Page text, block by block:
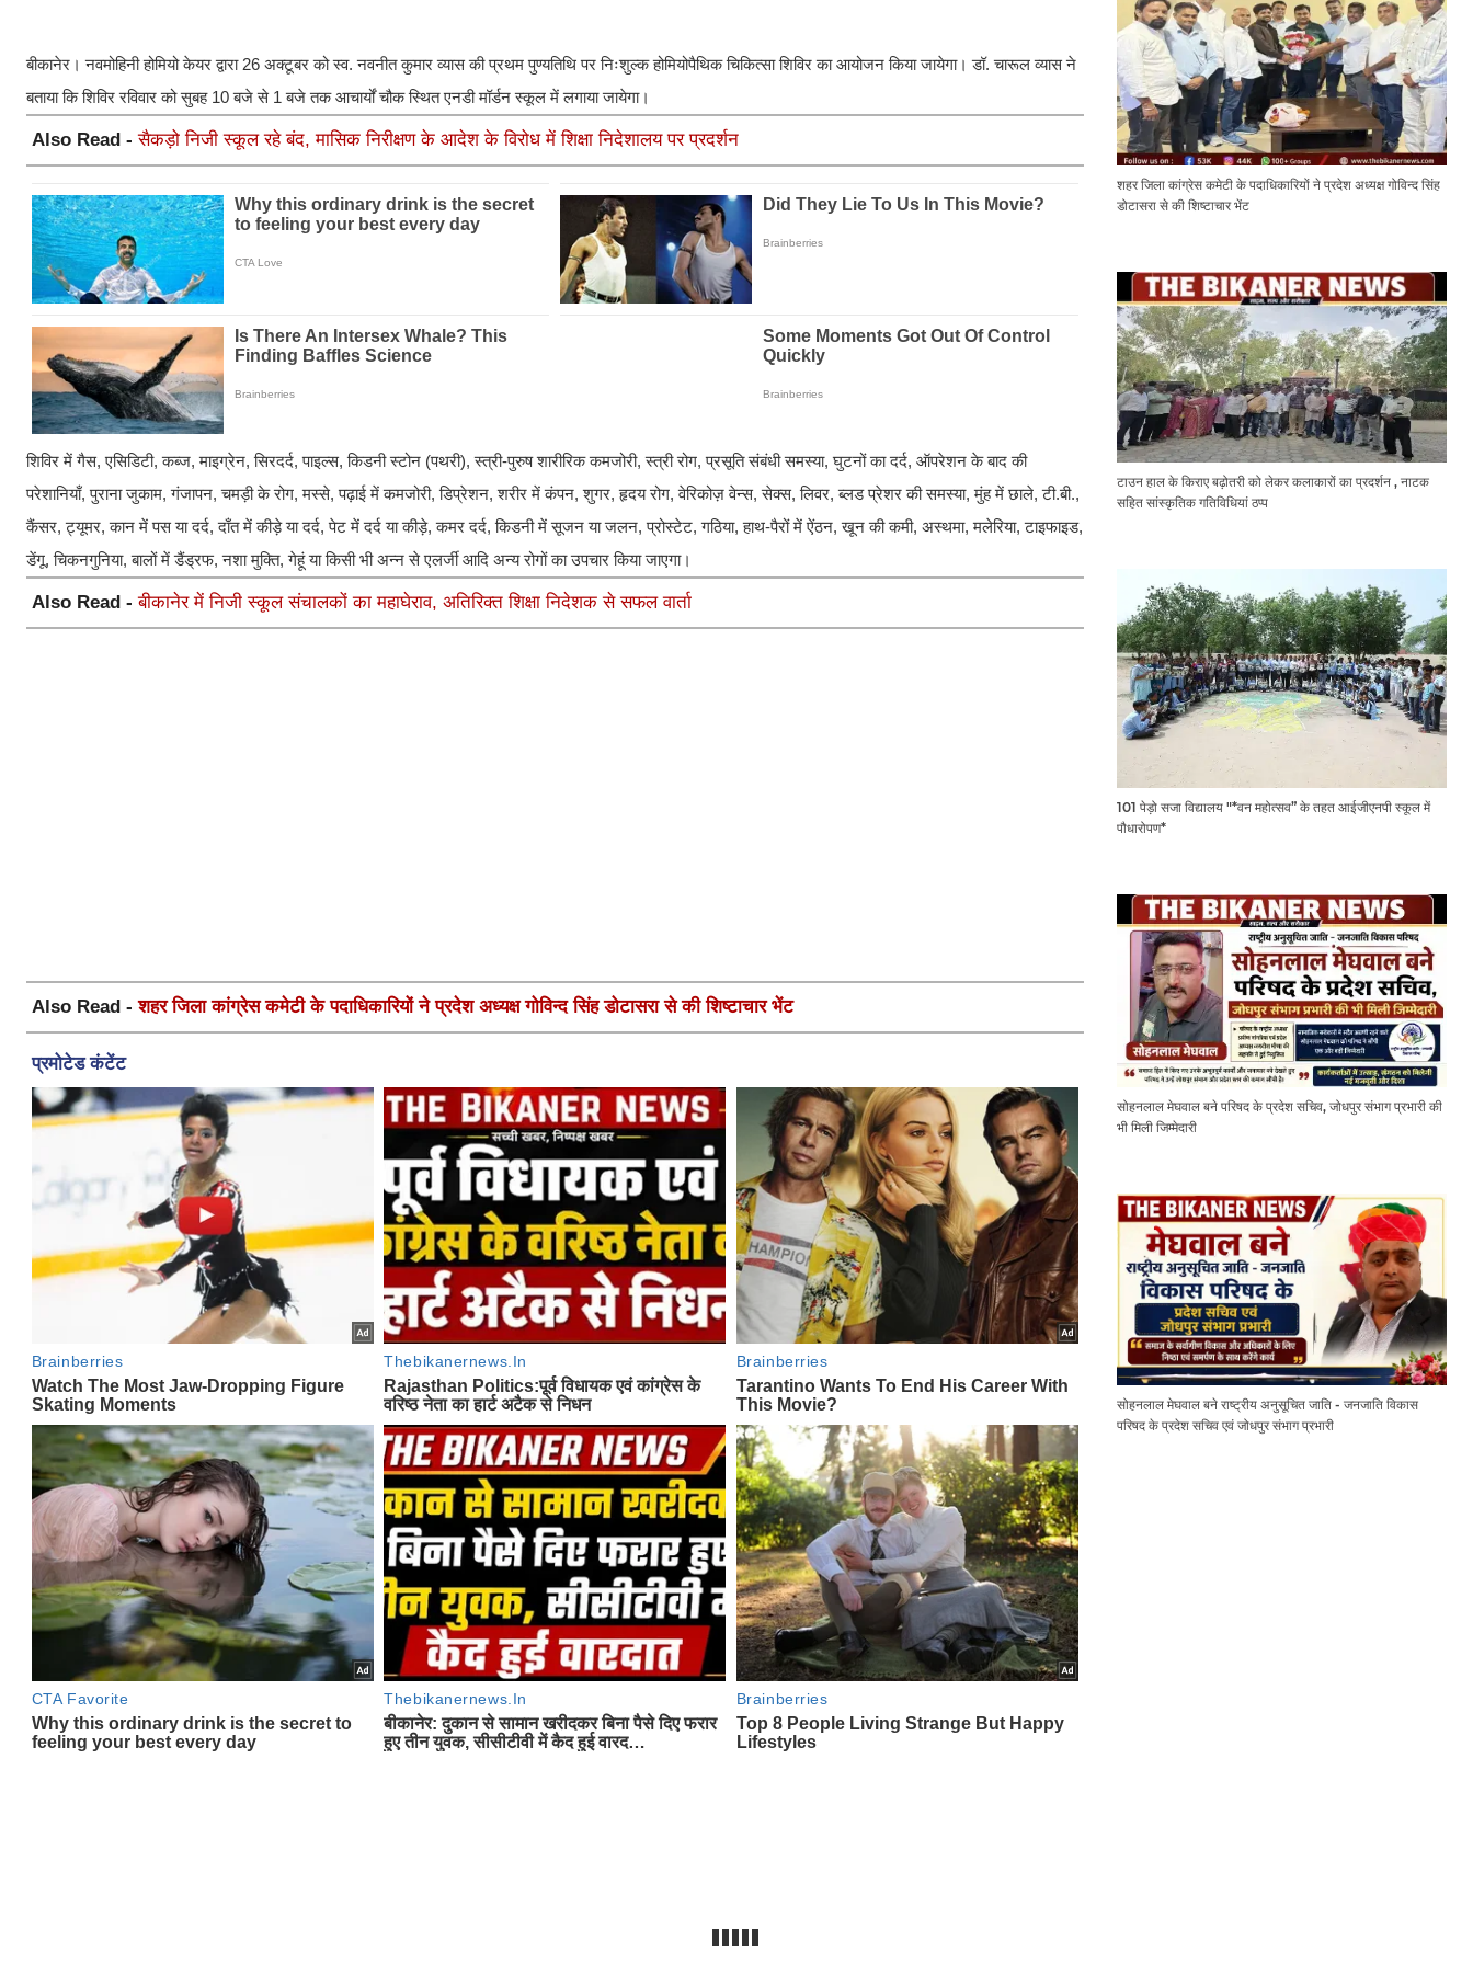
बीकानेर। नवमोहिनी होमियो केयर द्वारा 26 अक्टूबर को स्व. नवनीत कुमार व्यास की प्रथम पुण्यतिथि पर निःशुल्क होमियोपैथिक चिकित्सा शिविर का आयोजन किया जायेगा। डॉ. चारूल व्यास ने
बताया कि शिविर रविवार को सुबह 10 बजे से 1 बजे तक आचार्यों चौक स्थित एनडी मॉर्डन स्कूल में लगाया जायेगा।
Also Read -सैकड़ो निजी स्कूल रहे बंद, मासिक निरीक्षण के आदेश के विरोध में शिक्षा निदेशालय पर प्रदर्शन
शिविर में गैस, एसिडिटी, कब्ज, माइग्रेन, सिरदर्द, पाइल्स, किडनी स्टोन (पथरी), स्त्री-पुरुष शारीरिक कमजोरी, स्त्री रोग, प्रसूति संबंधी समस्या, घुटनों का दर्द, ऑपरेशन के बाद की
परेशानियाँ, पुराना जुकाम, गंजापन, चमड़ी के रोग, मस्से, पढ़ाई में कमजोरी, डिप्रेशन, शरीर में कंपन, शुगर, हृदय रोग, वेरिकोज़ वेन्स, सेक्स, लिवर, ब्लड प्रेशर की समस्या, मुंह में छाले, टी.बी.,
कैंसर, ट्यूमर, कान में पस या दर्द, दाँत में कीड़े या दर्द, पेट में दर्द या कीड़े, कमर दर्द, किडनी में सूजन या जलन, प्रोस्टेट, गठिया, हाथ-पैरों में ऐंठन, खून की कमी, अस्थमा, मलेरिया, टाइफाइड,
डेंगू, चिकनगुनिया, बालों में डैंड्रफ, नशा मुक्ति, गेहूं या किसी भी अन्न से एलर्जी आदि अन्य रोगों का उपचार किया जाएगा।
Also Read -बीकानेर में निजी स्कूल संचालकों का महाघेराव, अतिरिक्त शिक्षा निदेशक से सफल वार्ता
Also Read -शहर जिला कांग्रेस कमेटी के पदाधिकारियों ने प्रदेश अध्यक्ष गोविन्द सिंह डोटासरा से की शिष्टाचार भेंट
शहर जिला कांग्रेस कमेटी के पदाधिकारियों ने प्रदेश अध्यक्ष गोविन्द सिंह
डोटासरा से की शिष्टाचार भेंट
टाउन हाल के किराए बढ़ोतरी को लेकर कलाकारों का प्रदर्शन , नाटक
सहित सांस्कृतिक गतिविधियां ठप्प
101 पेड़ो सजा विद्यालय "*वन महोत्सव” के तहत आईजीएनपी स्कूल में
पौधारोपण*
सोहनलाल मेघवाल बने परिषद के प्रदेश सचिव, जोधपुर संभाग प्रभारी की
भी मिली जिम्मेदारी
सोहनलाल मेघवाल बने राष्ट्रीय अनुसूचित जाति - जनजाति विकास
परिषद के प्रदेश सचिव एवं जोधपुर संभाग प्रभारी